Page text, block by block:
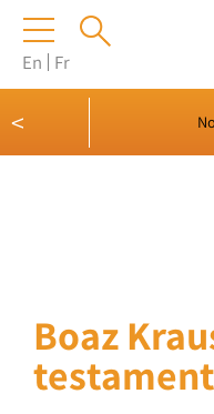
En Fr
<
Boaz